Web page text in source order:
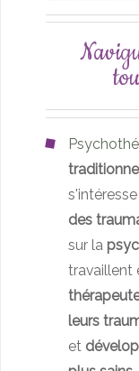
des
sur la
travaillent
leurs
et